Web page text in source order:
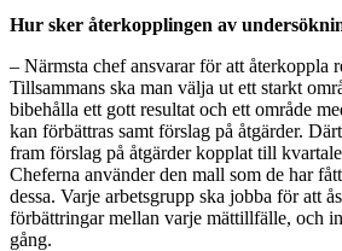
Hur sker återkopplingen av
– Närmsta chef ansvarar för att återkoppla
Tillsammans ska man välja ut ett starkt
bibehålla ett gott resultat och ett område
kan förbättras samt förslag på åtgärder.
fram förslag på åtgärder kopplat till
Cheferna använder den mall som de har
dessa. Varje arbetsgrupp ska jobba för att
förbättringar mellan varje mättillfälle, och
gång.